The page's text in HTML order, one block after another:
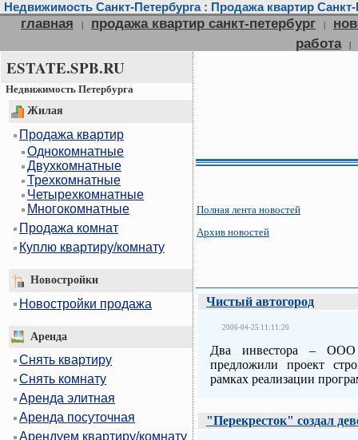
Недвижимость Санкт-Петербурга : Продажа квартир
главная | продажа квартир санкт-петербург |
работа
|
ESTATE.SPB.RU
Недвижимость Петербурга
Жилая
Продажа квартир
Однокомнатные
Двухкомнатные
Трехкомнатные
Четырехкомнатные
Многокомнатные
Продажа комнат
Куплю квартиру/комнату
Новостройки
Новостройки продажа
Аренда
Снять квартиру
Снять комнату
Аренда элитная
Аренда посуточная
Арендуем квартиру/комнату
Полная лента новостей
Архив новостей
Чистый автогород
2006-04-25 11:11:20
Два инвестора –
предложили проект
рамках реализации
"Перекресток" создал